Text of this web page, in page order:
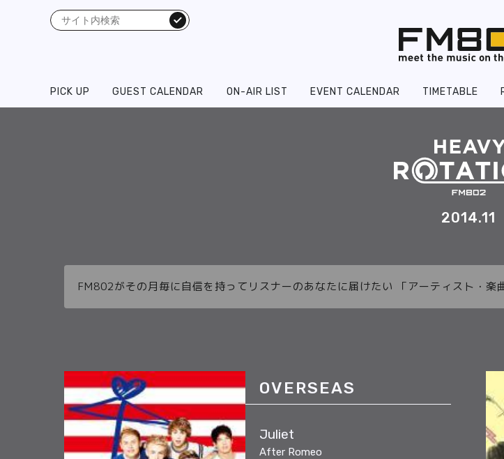
検索
PICK UP GUEST CALENDAR ON-AIR LIST EVENT CALENDAR TIMETABLE
2014.11
FM802がその月毎に自信を持ってリスナーのあなたに届けたい 「アーティスト・
OVERSEAS
Juliet
After Romeo